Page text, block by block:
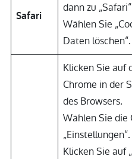
Safari
dann zu
Wählen Sie
Daten löschen“.
Klicken Sie auf
Chrome in der
des Browsers.
Wählen Sie die
„Einstellungen“.
Klicken Sie auf